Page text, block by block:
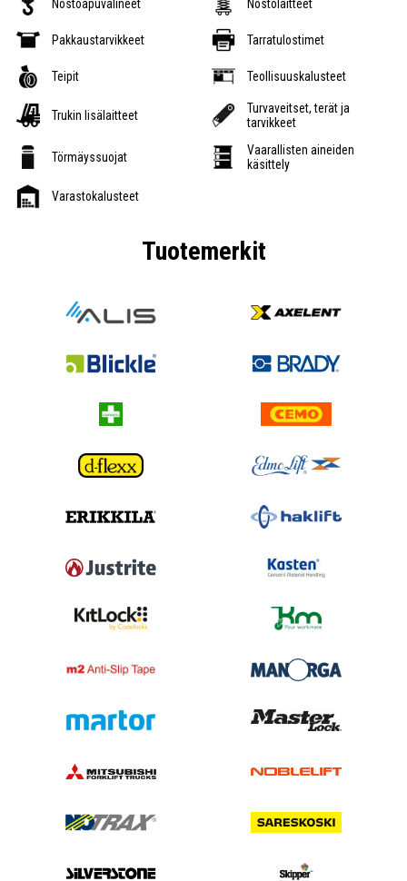
Nostoapuvälineet Nostolaitteet
Pakkaustarvikkeet Tarratulostimet
Teipit Teollisuuskalusteet
Trukin lisälaitteet
Turvaveitset, terät ja
tarvikkeet
Törmäyssuojat
Vaarallisten aineiden
käsittely
Varastokalusteet
Tuotemerkit